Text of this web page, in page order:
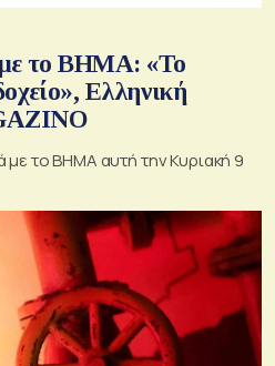
το ΒΗΜΑ: «Το
Ελληνική
το ΒΗΜΑ αυτή την Κυριακή 9